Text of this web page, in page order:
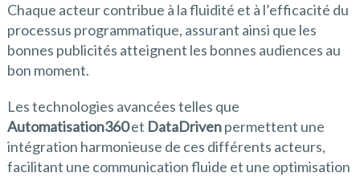
Chaque acteur contribue à la fluidité et à l’efficacité du
processus programmatique, assurant ainsi que les
bonnes publicités atteignent les bonnes audiences au
bon moment.
Les technologies avancées telles que
Automatisation360et DataDrivenpermettent une
intégration harmonieuse de ces différents acteurs,
facilitant une communication fluide et une optimisation